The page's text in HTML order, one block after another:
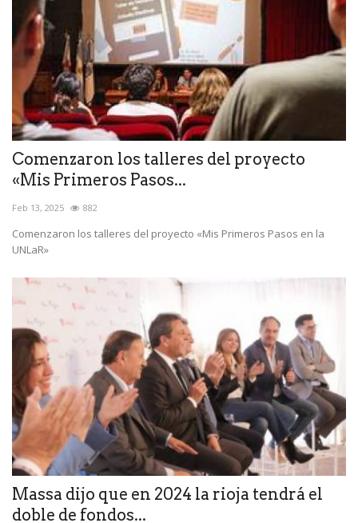
Comenzaron los talleres del proyecto
«Mis Primeros Pasos...
Feb 13, 2025 882
Comenzaron los talleres del proyecto «Mis Primeros Pasos en la
UNLaR»
Massa dijo que en 2024 la rioja tendrá el
doble de fondos...